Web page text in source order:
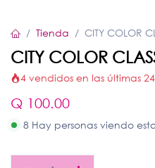
Tienda CITY COLOR
CITY COLOR
4 vendidos en las últimas
Q 100.00
8 Hay personas viendo